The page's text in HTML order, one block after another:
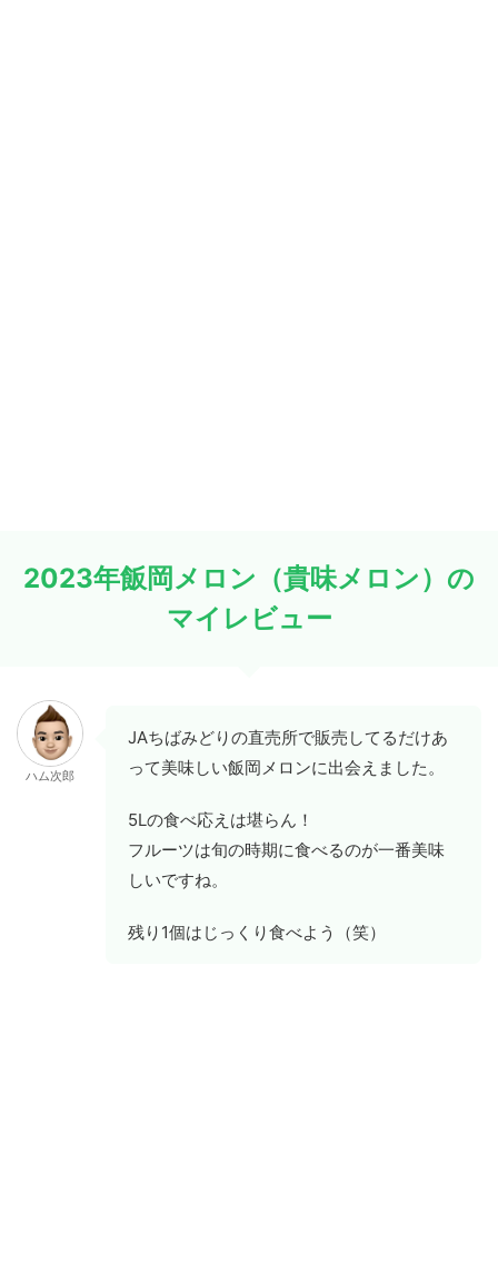
2023年飯岡メロン（貴味メロン）の
マイレビュー
ハム次郎
JAちばみどりの直売所で販売してるだけあ
って美味しい飯岡メロンに出会えました。
5Lの食べ応えは堪らん！
フルーツは旬の時期に食べるのが一番美味
しいですね。
残り1個はじっくり食べよう（笑）